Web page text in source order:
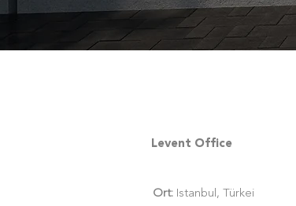
Levent Office
Ort: Istanbul, Türkei